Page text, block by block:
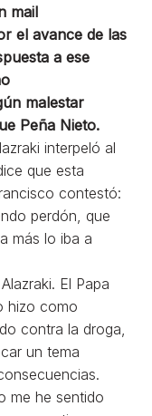
mail
el avance de las
a ese
malestar
Peña Nieto.
interpeló al
que esta
contestó:
perdón, que
más lo iba a
El Papa
hizo como
contra la droga,
un tema
me he sentido